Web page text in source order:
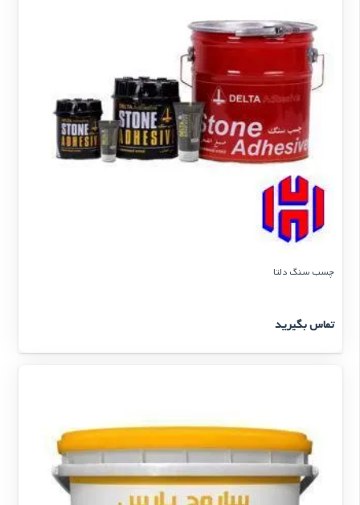
چسب سنگ دلتا
تماس بگیرید